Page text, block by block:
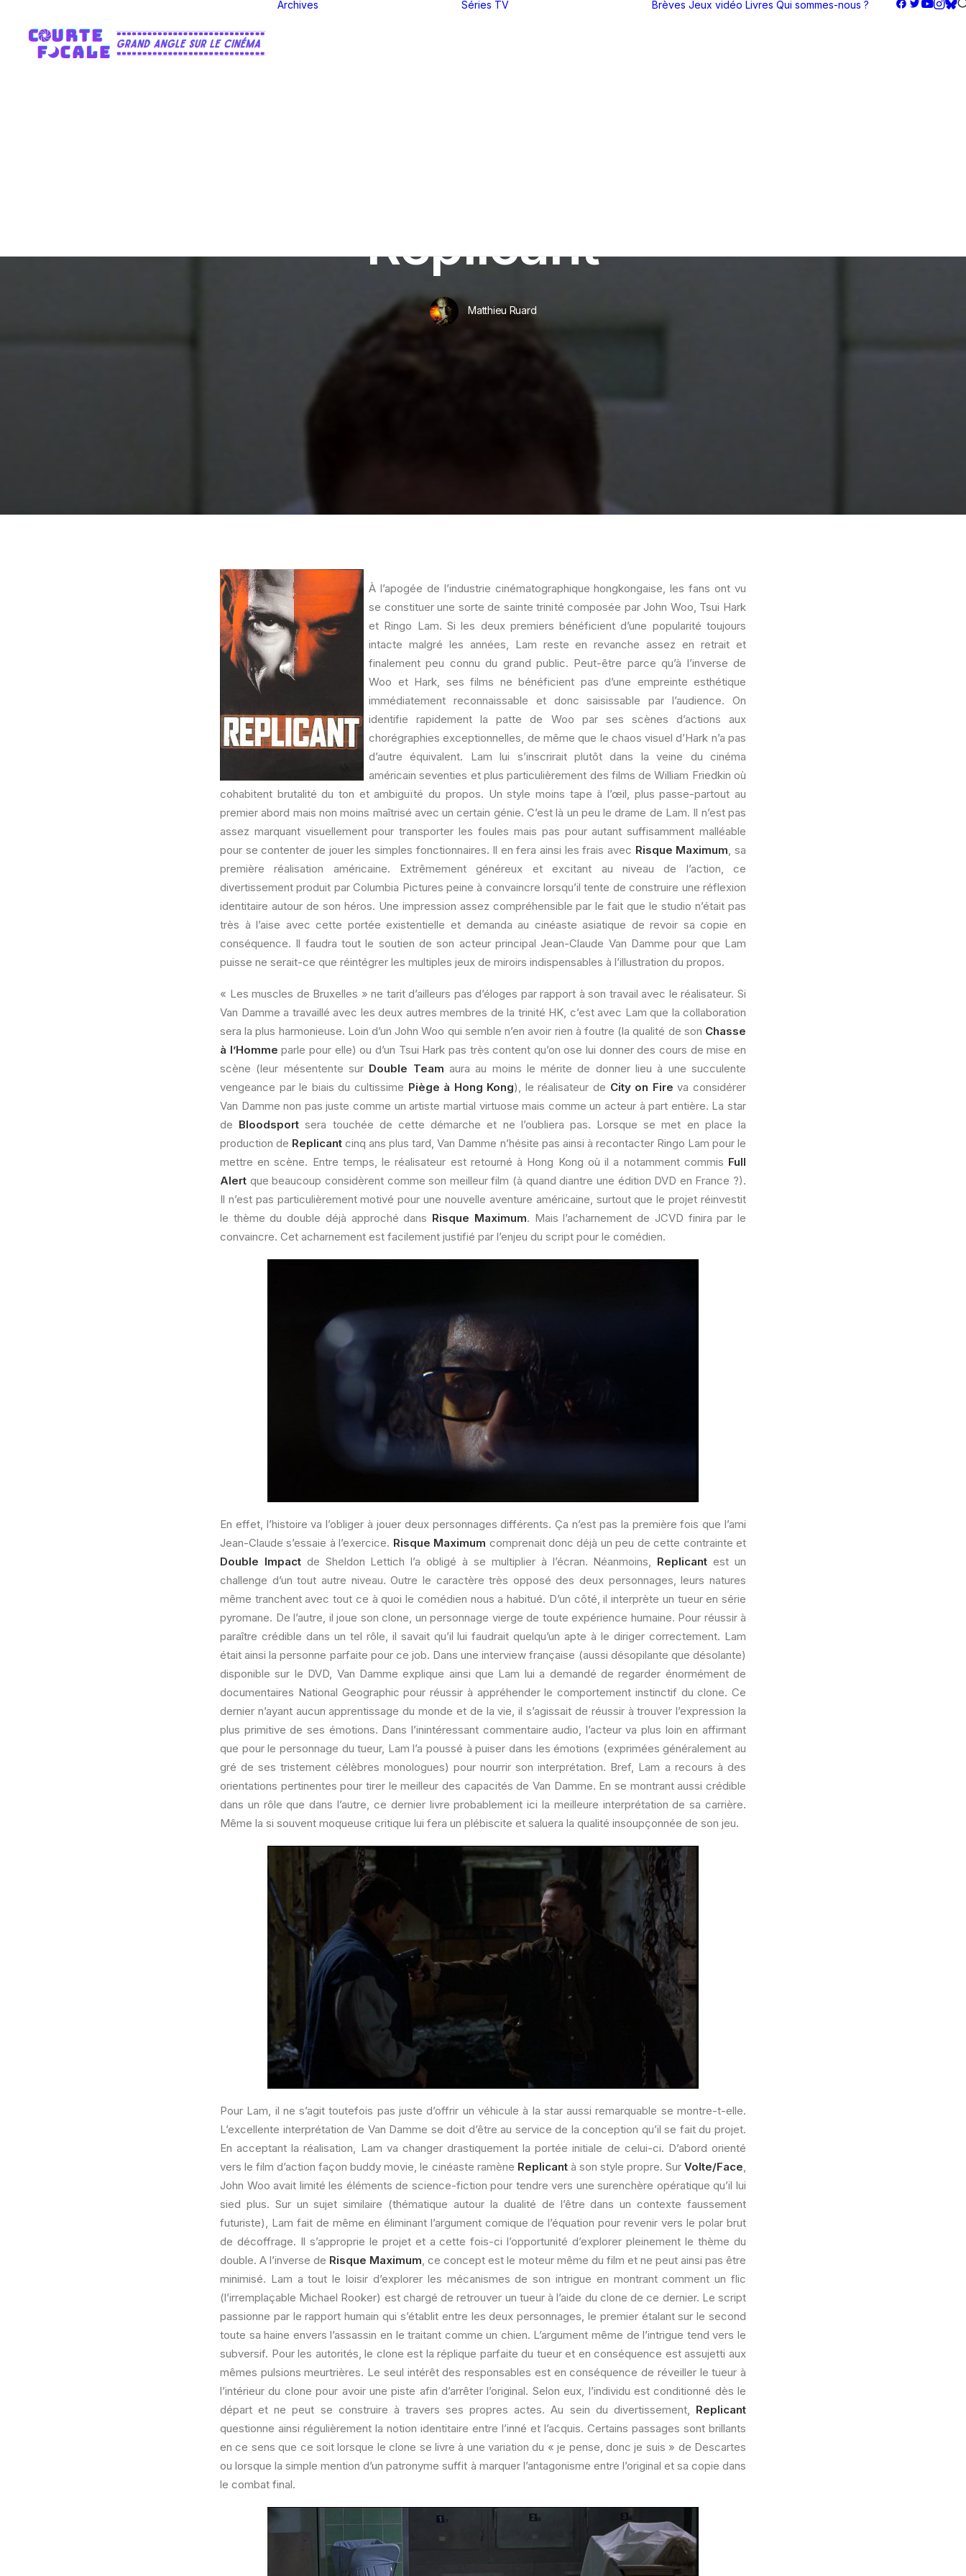
Archives Séries TV Brèves Jeux vidéo Livres Qui sommes-nous ?
Replicant
Matthieu Ruard
À l’apogée de l’industrie cinématographique hongkongaise, les fans ont vu
se constituer une sorte de sainte trinité composée par John Woo, Tsui Hark
et Ringo Lam. Si les deux premiers bénéficient d’une popularité toujours
intacte malgré les années, Lam reste en revanche assez en retrait et
finalement peu connu du grand public. Peut-être parce qu’à l’inverse de
Woo et Hark, ses films ne bénéficient pas d’une empreinte esthétique
immédiatement reconnaissable et donc saisissable par l’audience. On
identifie rapidement la patte de Woo par ses scènes d’actions aux
chorégraphies exceptionnelles, de même que le chaos visuel d’Hark n’a pas
d’autre équivalent. Lam lui s’inscrirait plutôt dans la veine du cinéma
américain seventies et plus particulièrement des films de William Friedkin où
cohabitent brutalité du ton et ambiguïté du propos. Un style moins tape à l’œil, plus passe-partout au
premier abord mais non moins maîtrisé avec un certain génie. C’est là un peu le drame de Lam. Il n’est pas
assez marquant visuellement pour transporter les foules mais pas pour autant suffisamment malléable
pour se contenter de jouer les simples fonctionnaires. Il en fera ainsi les frais avec Risque Maximum, sa
première réalisation américaine. Extrêmement généreux et excitant au niveau de l’action, ce
divertissement produit par Columbia Pictures peine à convaincre lorsqu’il tente de construire une réflexion
identitaire autour de son héros. Une impression assez compréhensible par le fait que le studio n’était pas
très à l’aise avec cette portée existentielle et demanda au cinéaste asiatique de revoir sa copie en
conséquence. Il faudra tout le soutien de son acteur principal Jean-Claude Van Damme pour que Lam
puisse ne serait-ce que réintégrer les multiples jeux de miroirs indispensables à l’illustration du propos.
« Les muscles de Bruxelles » ne tarit d’ailleurs pas d’éloges par rapport à son travail avec le réalisateur. Si
Van Damme a travaillé avec les deux autres membres de la trinité HK, c’est avec Lam que la collaboration
sera la plus harmonieuse. Loin d’un John Woo qui semble n’en avoir rien à foutre (la qualité de son Chasse
à l’Homme parle pour elle) ou d’un Tsui Hark pas très content qu’on ose lui donner des cours de mise en
scène (leur mésentente sur Double Team aura au moins le mérite de donner lieu à une succulente
vengeance par le biais du cultissime Piège à Hong Kong), le réalisateur de City on Fire va considérer
Van Damme non pas juste comme un artiste martial virtuose mais comme un acteur à part entière. La star
de Bloodsport sera touchée de cette démarche et ne l’oubliera pas. Lorsque se met en place la
production de Replicant cinq ans plus tard, Van Damme n’hésite pas ainsi à recontacter Ringo Lam pour le
mettre en scène. Entre temps, le réalisateur est retourné à Hong Kong où il a notamment commis Full
Alert que beaucoup considèrent comme son meilleur film (à quand diantre une édition DVD en France ?).
Il n’est pas particulièrement motivé pour une nouvelle aventure américaine, surtout que le projet réinvestit
le thème du double déjà approché dans Risque Maximum. Mais l’acharnement de JCVD finira par le
convaincre. Cet acharnement est facilement justifié par l’enjeu du script pour le comédien.
En effet, l’histoire va l’obliger à jouer deux personnages différents. Ça n’est pas la première fois que l’ami
Jean-Claude s’essaie à l’exercice. Risque Maximum comprenait donc déjà un peu de cette contrainte et
Double Impactde Sheldon Lettich l’a obligé à se multiplier à l’écran. Néanmoins, Replicant est un
challenge d’un tout autre niveau. Outre le caractère très opposé des deux personnages, leurs natures
même tranchent avec tout ce à quoi le comédien nous a habitué. D’un côté, il interprète un tueur en série
pyromane. De l’autre, il joue son clone, un personnage vierge de toute expérience humaine. Pour réussir à
paraître crédible dans un tel rôle, il savait qu’il lui faudrait quelqu’un apte à le diriger correctement. Lam
était ainsi la personne parfaite pour ce job. Dans une interview française (aussi désopilante que désolante)
disponible sur le DVD, Van Damme explique ainsi que Lam lui a demandé de regarder énormément de
documentaires National Geographic pour réussir à appréhender le comportement instinctif du clone. Ce
dernier n’ayant aucun apprentissage du monde et de la vie, il s’agissait de réussir à trouver l’expression la
plus primitive de ses émotions. Dans l’inintéressant commentaire audio, l’acteur va plus loin en affirmant
que pour le personnage du tueur, Lam l’a poussé à puiser dans les émotions (exprimées généralement au
gré de ses tristement célèbres monologues) pour nourrir son interprétation. Bref, Lam a recours à des
orientations pertinentes pour tirer le meilleur des capacités de Van Damme. En se montrant aussi crédible
dans un rôle que dans l’autre, ce dernier livre probablement ici la meilleure interprétation de sa carrière.
Même la si souvent moqueuse critique lui fera un plébiscite et saluera la qualité insoupçonnée de son jeu.
Pour Lam, il ne s’agit toutefois pas juste d’offrir un véhicule à la star aussi remarquable se montre-t-elle.
L’excellente interprétation de Van Damme se doit d’être au service de la conception qu’il se fait du projet.
En acceptant la réalisation, Lam va changer drastiquement la portée initiale de celui-ci. D’abord orienté
vers le film d’action façon buddy movie, le cinéaste ramène Replicantà son style propre. Sur Volte/Face,
John Woo avait limité les éléments de science-fiction pour tendre vers une surenchère opératique qu’il lui
sied plus. Sur un sujet similaire (thématique autour la dualité de l’être dans un contexte faussement
futuriste), Lam fait de même en éliminant l’argument comique de l’équation pour revenir vers le polar brut
de décoffrage. Il s’approprie le projet et a cette fois-ci l’opportunité d’explorer pleinement le thème du
double. A l’inverse de Risque Maximum, ce concept est le moteur même du film et ne peut ainsi pas être
minimisé. Lam a tout le loisir d’explorer les mécanismes de son intrigue en montrant comment un flic
(l’irremplaçable Michael Rooker) est chargé de retrouver un tueur à l’aide du clone de ce dernier. Le script
passionne par le rapport humain qui s’établit entre les deux personnages, le premier étalant sur le second
toute sa haine envers l’assassin en le traitant comme un chien. L’argument même de l’intrigue tend vers le
subversif. Pour les autorités, le clone est la réplique parfaite du tueur et en conséquence est assujetti aux
mêmes pulsions meurtrières. Le seul intérêt des responsables est en conséquence de réveiller le tueur à
l’intérieur du clone pour avoir une piste afin d’arrêter l’original. Selon eux, l’individu est conditionné dès le
départ et ne peut se construire à travers ses propres actes. Au sein du divertissement, Replicant
questionne ainsi régulièrement la notion identitaire entre l’inné et l’acquis. Certains passages sont brillants
en ce sens que ce soit lorsque le clone se livre à une variation du « je pense, donc je suis » de Descartes
ou lorsque la simple mention d’un patronyme suffit à marquer l’antagonisme entre l’original et sa copie dans
le combat final.